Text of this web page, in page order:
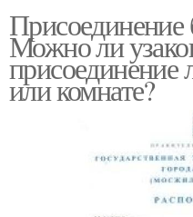
Присоединение
Можно ли
присоединение
или комнате?